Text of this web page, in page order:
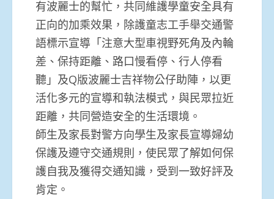
有波麗士的幫忙，共同維護學童安全具有
正向的加乘效果，除護童志工手舉交通警
語標示宣導「注意大型車視野死角及內輪
差、保持距離、路口慢看停、行人停看
聽」及Q版波麗士吉祥物公仔助陣，以更
活化多元的宣導和執法模式，與民眾拉近
距離，共同營造安全的生活環境。
師生及家長對警方向學生及家長宣導婦幼
保護及遵守交通規則，使民眾了解如何保
護自我及獲得交通知識，受到一致好評及
肯定。